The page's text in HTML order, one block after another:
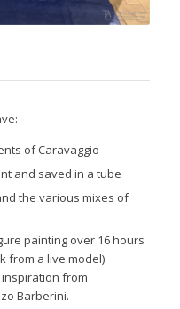
of Caravaggio
and saved in a tube
the various mixes of
painting over 16 hours
from a live model)
from
Barberini.